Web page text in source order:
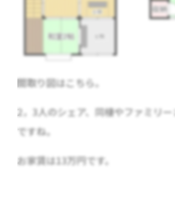
間取り図はこちら。
2，3人のシェア、同棲やファミリ
ですね。
お家賃は13万円です。